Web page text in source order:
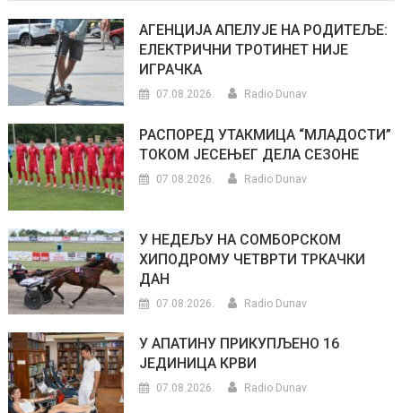
АГЕНЦИЈА АПЕЛУЈЕ НА РОДИТЕЉЕ:
ЕЛЕКТРИЧНИ ТРОТИНЕТ НИЈЕ
ИГРАЧКА
07.08.2026. Radio Dunav
РАСПОРЕД УТАКМИЦА “МЛАДОСТИ”
ТОКОМ ЈЕСЕЊЕГ ДЕЛА СЕЗОНЕ
07.08.2026. Radio Dunav
У НЕДЕЉУ НА СОМБОРСКОМ
ХИПОДРОМУ ЧЕТВРТИ ТРКАЧКИ
ДАН
07.08.2026. Radio Dunav
У АПАТИНУ ПРИКУПЉЕНО 16
ЈЕДИНИЦА КРВИ
07.08.2026. Radio Dunav